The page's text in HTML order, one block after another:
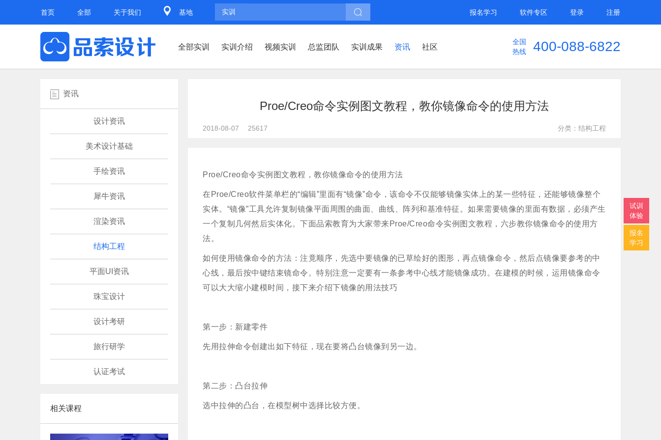
首页 全部 关于我们 基地 实训 注册
登录
软件专区
报名学习
全部实训 实训介绍 视频实训 总监团队 实训成果 资讯 社区
全国
热线
400-088-6822
资讯
设计资讯
美术设计基础
手绘资讯
犀牛资讯
渲染资讯
结构工程
平面UI资讯
珠宝设计
设计考研
旅行研学
认证考试
相关课程
Proe/Creo命令实例图文教程，教你镜像命令的使用方法
2018-08-07 25617 分类：结构工程
Proe/Creo命令实例图文教程，教你镜像命令的使用方法
在Proe/Creo软件菜单栏的“编辑”里面有“镜像”命令，该命令不仅能够镜像实体上的某一些特征，还能够镜像整个
实体。“镜像”工具允许复制镜像平面周围的曲面、曲线、阵列和基准特征。如果需要镜像的里面有数据，必须产生
一个复制几何然后实体化。下面品索教育为大家带来Proe/Creo命令实例图文教程，六步教你镜像命令的使用方
法。
如何使用镜像命令的方法：注竟顺序，先选中要镜像的已草绘好的图形，再点镜像命令，然后点镜像要参考的中
心线，最后按中键结束镜命令。特别注意一定要有一条参考中心线才能镜像成功。在建模的时候，运用镜像命令
可以大大缩小建模时间，接下来介绍下镜像的用法技巧
第一步：新建零件
先用拉伸命令创建出如下特征，现在要将凸台镜像到另一边。
第二步：凸台拉伸
选中拉伸的凸台，在模型树中选择比较方便。
试训
体验
报名
学习